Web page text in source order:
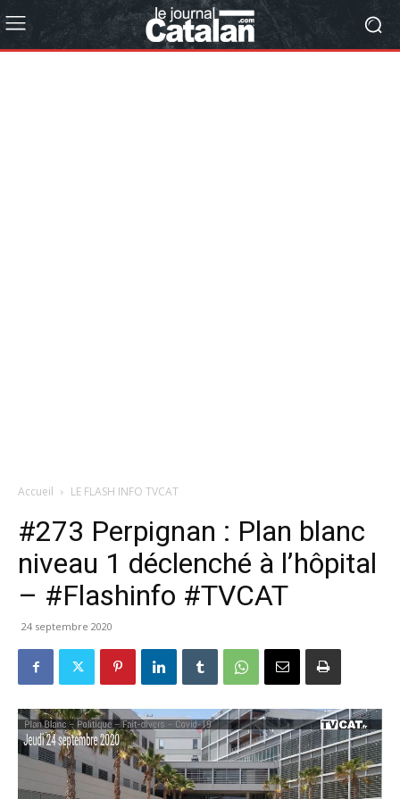
Accueil LE FLASH INFO TVCAT
#273 Perpignan : Plan blanc
niveau 1 déclenché à l’hôpital
– #Flashinfo #TVCAT
24 septembre 2020